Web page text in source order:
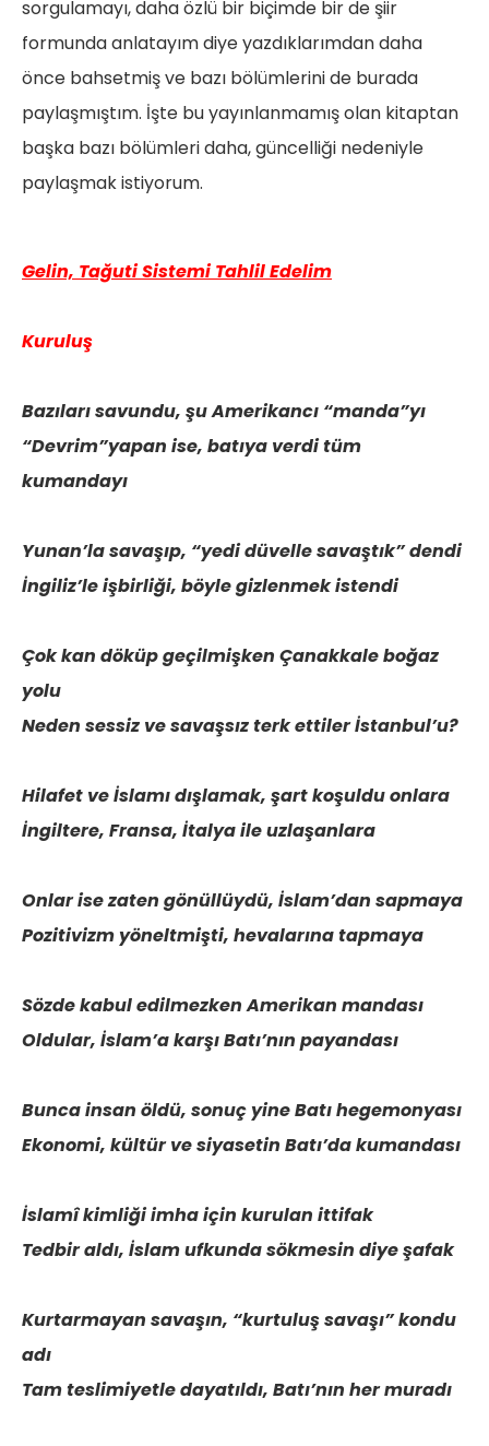
sorgulamayı, daha özlü bir biçimde bir de şiir
formunda anlatayım diye yazdıklarımdan daha
önce bahsetmiş ve bazı bölümlerini de burada
paylaşmıştım. İşte bu yayınlanmamış olan kitaptan
başka bazı bölümleri daha, güncelliği nedeniyle
paylaşmak istiyorum.
Gelin, Tağuti Sistemi Tahlil Edelim
Kuruluş
Bazıları savundu, şu Amerikancı “manda”yı
“Devrim”yapan ise, batıya verdi tüm
kumandayı
Yunan’la savaşıp, “yedi düvelle savaştık” dendi
İngiliz’le işbirliği, böyle gizlenmek istendi
Çok kan döküp geçilmişken Çanakkale boğaz
yolu
Neden sessiz ve savaşsız terk ettiler İstanbul’u?
Hilafet ve İslamı dışlamak, şart koşuldu onlara
İngiltere, Fransa, İtalya ile uzlaşanlara
Onlar ise zaten gönüllüydü, İslam’dan sapmaya
Pozitivizm yöneltmişti, hevalarına tapmaya
Sözde kabul edilmezken Amerikan mandası
Oldular, İslam’a karşı Batı’nın payandası
Bunca insan öldü, sonuç yine Batı hegemonyası
Ekonomi, kültür ve siyasetin Batı’da kumandası
İslamî kimliği imha için kurulan ittifak
Tedbir aldı, İslam ufkunda sökmesin diye şafak
Kurtarmayan savaşın, “kurtuluş savaşı” kondu
adı
Tam teslimiyetle dayatıldı, Batı’nın her muradı